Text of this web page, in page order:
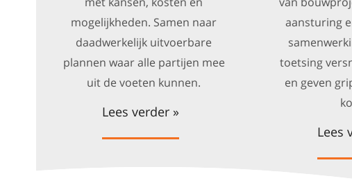
mogelijkheden. Samen naar
daadwerkelijk uitvoerbare
plannen waar alle partijen mee
uit de voeten kunnen.
Lees verder »
aansturing
toetsing
en geven
Lees